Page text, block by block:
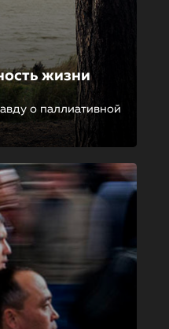
жизни
о паллиативной